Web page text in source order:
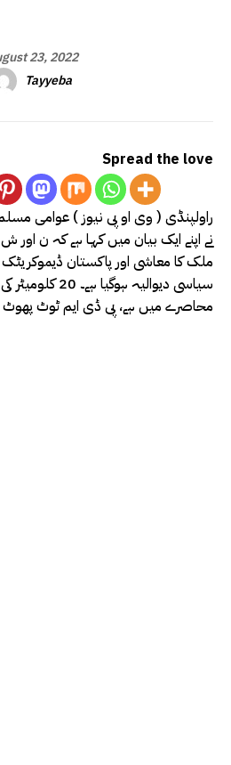
23, 2022
Tayyeba
Spread the love
راولپنڈی ( وی او پی نیوز ) عوامی
نے اپنے ایک بیان میں کہا ہے کہ ن اور ش
ملک کا معاشی اور پاکستان
سیاسی دیوالیہ
محاصرے میں ہے، پی ڈی ایم ٹوٹ پھوٹ